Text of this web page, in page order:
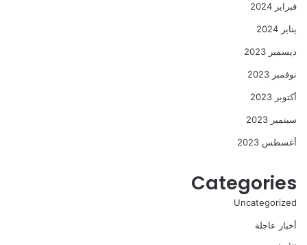
فبراير 2024
يناير 2024
ديسمبر 2023
نوفمبر 2023
أكتوبر 2023
سبتمبر 2023
أغسطس 2023
Categories
Uncategorized
أخبار عاجلة